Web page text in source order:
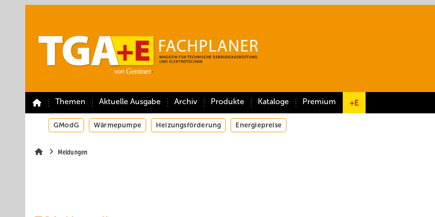
Themen Aktuelle Ausgabe Archiv Produkte Kataloge Premium +E
GModG Wärmepumpe Heizungsförderung Energiepreise
Meldungen